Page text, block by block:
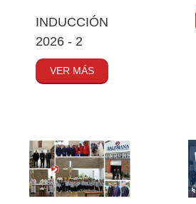
INDUCCIÓN
2026 - 2
VER MÁS